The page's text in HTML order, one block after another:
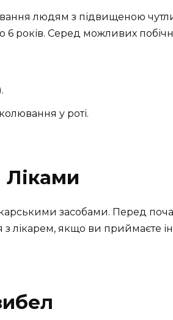
людям з підвищеною
6 років. Серед можливих
у роті.
Ліками
засобами. Перед
з лікарем, якщо ви приймаєте